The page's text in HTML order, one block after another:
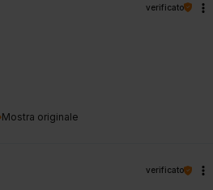
Mostra originale
verificato
verificato